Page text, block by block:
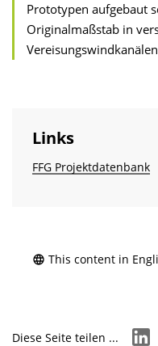
Prototypen aufgebaut
Originalmaßstab in
Links
FFG Projektdatenbank
This content in
Diese Seite teilen ...